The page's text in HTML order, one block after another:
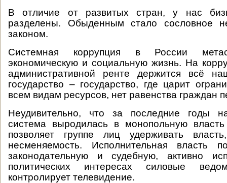
В отличие от развитых стран, у нас
разделены. Обыденным стало сословное
законом.
Системная коррупция в России
экономическую и социальную жизнь. На
административной ренте держится всё
государство – государство, где царит
всем видам ресурсов, нет равенства граждан
Неудивительно, что за последние годы
система выродилась в монопольную
позволяет группе лиц удерживать
несменяемость. Исполнительная власть
законодательную и судебную, активно
политических интересах силовые
контролирует телевидение.